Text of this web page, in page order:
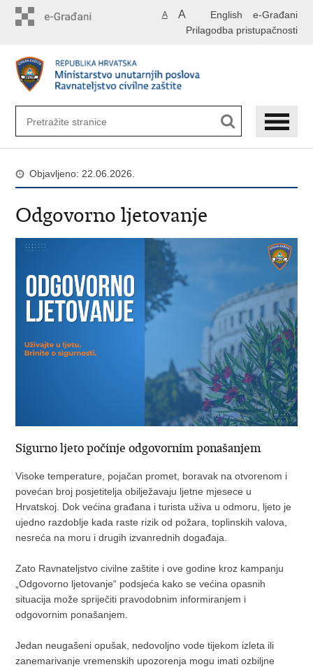
English e-Građani
A A
Prilagodba pristupačnosti
Objavljeno: 22.06.2026.
Odgovorno ljetovanje
Sigurno ljeto počinje odgovornim ponašanjem
Visoke temperature, pojačan promet, boravak na otvorenom i
povećan broj posjetitelja obilježavaju ljetne mjesece u
Hrvatskoj. Dok većina građana i turista uživa u odmoru, ljeto je
ujedno razdoblje kada raste rizik od požara, toplinskih valova,
nesreća na moru i drugih izvanrednih događaja.
Zato Ravnateljstvo civilne zaštite i ove godine kroz kampanju
„Odgovorno ljetovanje“ podsjeća kako se većina opasnih
situacija može spriječiti pravodobnim informiranjem i
odgovornim ponašanjem.
Jedan neugašeni opušak, nedovoljno vode tijekom izleta ili
zanemarivanje vremenskih upozorenja mogu imati ozbiljne